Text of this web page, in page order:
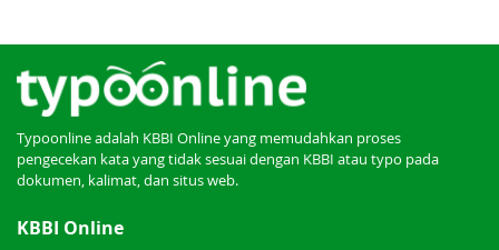
Typoonline adalah KBBI Online yang memudahkan proses
pengecekan kata yang tidak sesuai dengan KBBI atau typo pada
dokumen, kalimat, dan situs web.
KBBI Online